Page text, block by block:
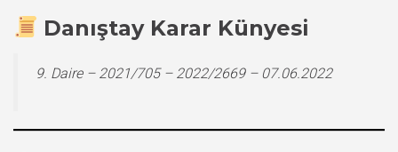
Danıştay Karar Künyesi
9. Daire – 2021/705 – 2022/2669 – 07.06.2022